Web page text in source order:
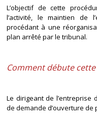
L’objectif de cette
l’activité, le maintien de
procédant à une
plan arrêté par le tribunal.
Comment débute
Le dirigeant de
de demande d’ouverture